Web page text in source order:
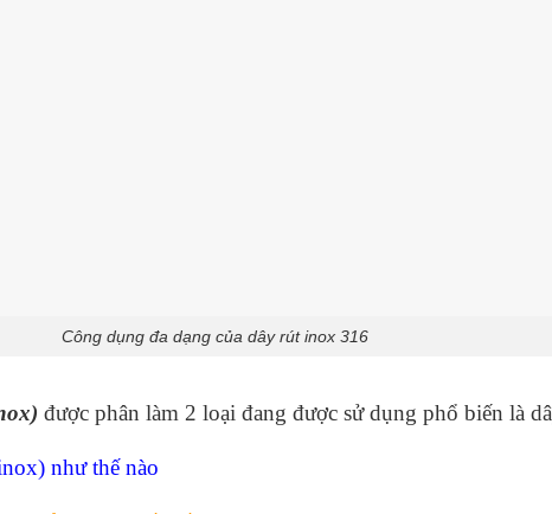
Công dụng đa dạng của dây rút inox 316
được phân làm 2 loại đang được sử dụng phổ biến là
như thế nào